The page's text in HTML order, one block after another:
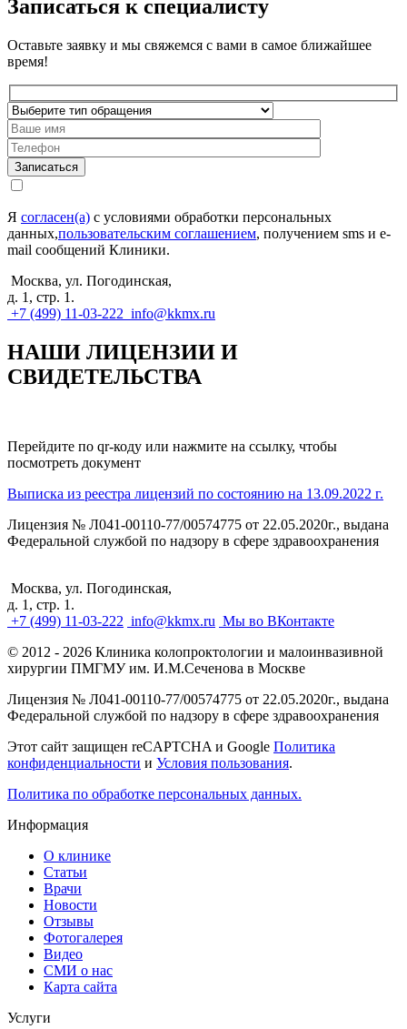
Записаться к специалисту
Оставьте заявку и мы свяжемся с вами в самое ближайшее
время!
Записаться
Я согласен(а) с условиями обработки персональных
данных,пользовательским соглашением, получением sms и e-
mail сообщений Клиники.
Москва, ул. Погодинская,
д. 1, стр. 1.
+7 (499) 11-03-222 info@kkmx.ru
НАШИ ЛИЦЕНЗИИ И
СВИДЕТЕЛЬСТВА
Перейдите по qr-коду или нажмите на ссылку, чтобы
посмотреть документ
Выписка из реестра лицензий по состоянию на 13.09.2022 г.
Лицензия № Л041-00110-77/00574775 от 22.05.2020г., выдана
Федеральной службой по надзору в сфере здравоохранения
Москва, ул. Погодинская,
д. 1, стр. 1.
+7 (499) 11-03-222 info@kkmx.ru Мы во ВКонтакте
© 2012 - 2026 Клиника колопроктологии и малоинвазивной
хирургии ПМГМУ им. И.М.Сеченова в Москве
Лицензия № Л041-00110-77/00574775 от 22.05.2020г., выдана
Федеральной службой по надзору в сфере здравоохранения
Этот сайт защищен reCAPTCHA и Google Политика
конфиденциальности и Условия пользования.
Политика по обработке персональных данных.
Информация
О клинике
Статьи
Врачи
Новости
Отзывы
Фотогалерея
Видео
СМИ о нас
Карта сайта
Услуги